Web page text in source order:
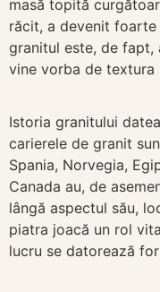
masă topită
răcit, a devenit
granitul este, de fapt,
vine vorba de textura
Istoria granitului
carierele de granit
Spania, Norvegia,
Canada au, de
lângă aspectul său,
piatra joacă un rol
lucru se datorează